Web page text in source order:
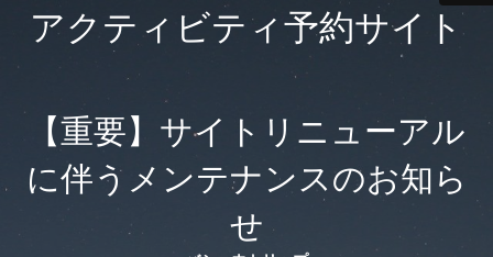
アクティビティ予約サイト
【重要】サイトリニューアル
に伴うメンテナンスのお知ら
せ